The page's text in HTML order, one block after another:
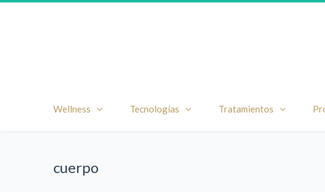
Wellness Tecnologías Tratamientos
cuerpo